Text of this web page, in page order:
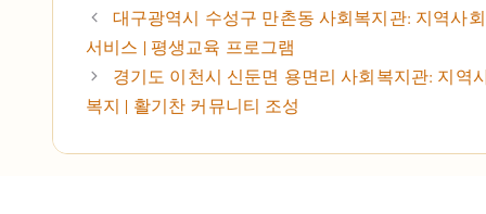
대구광역시 수성구 만촌동 사회복지관: 지역사
서비스 | 평생교육 프로그램
경기도 이천시 신둔면 용면리 사회복지관: 지역
복지 | 활기찬 커뮤니티 조성